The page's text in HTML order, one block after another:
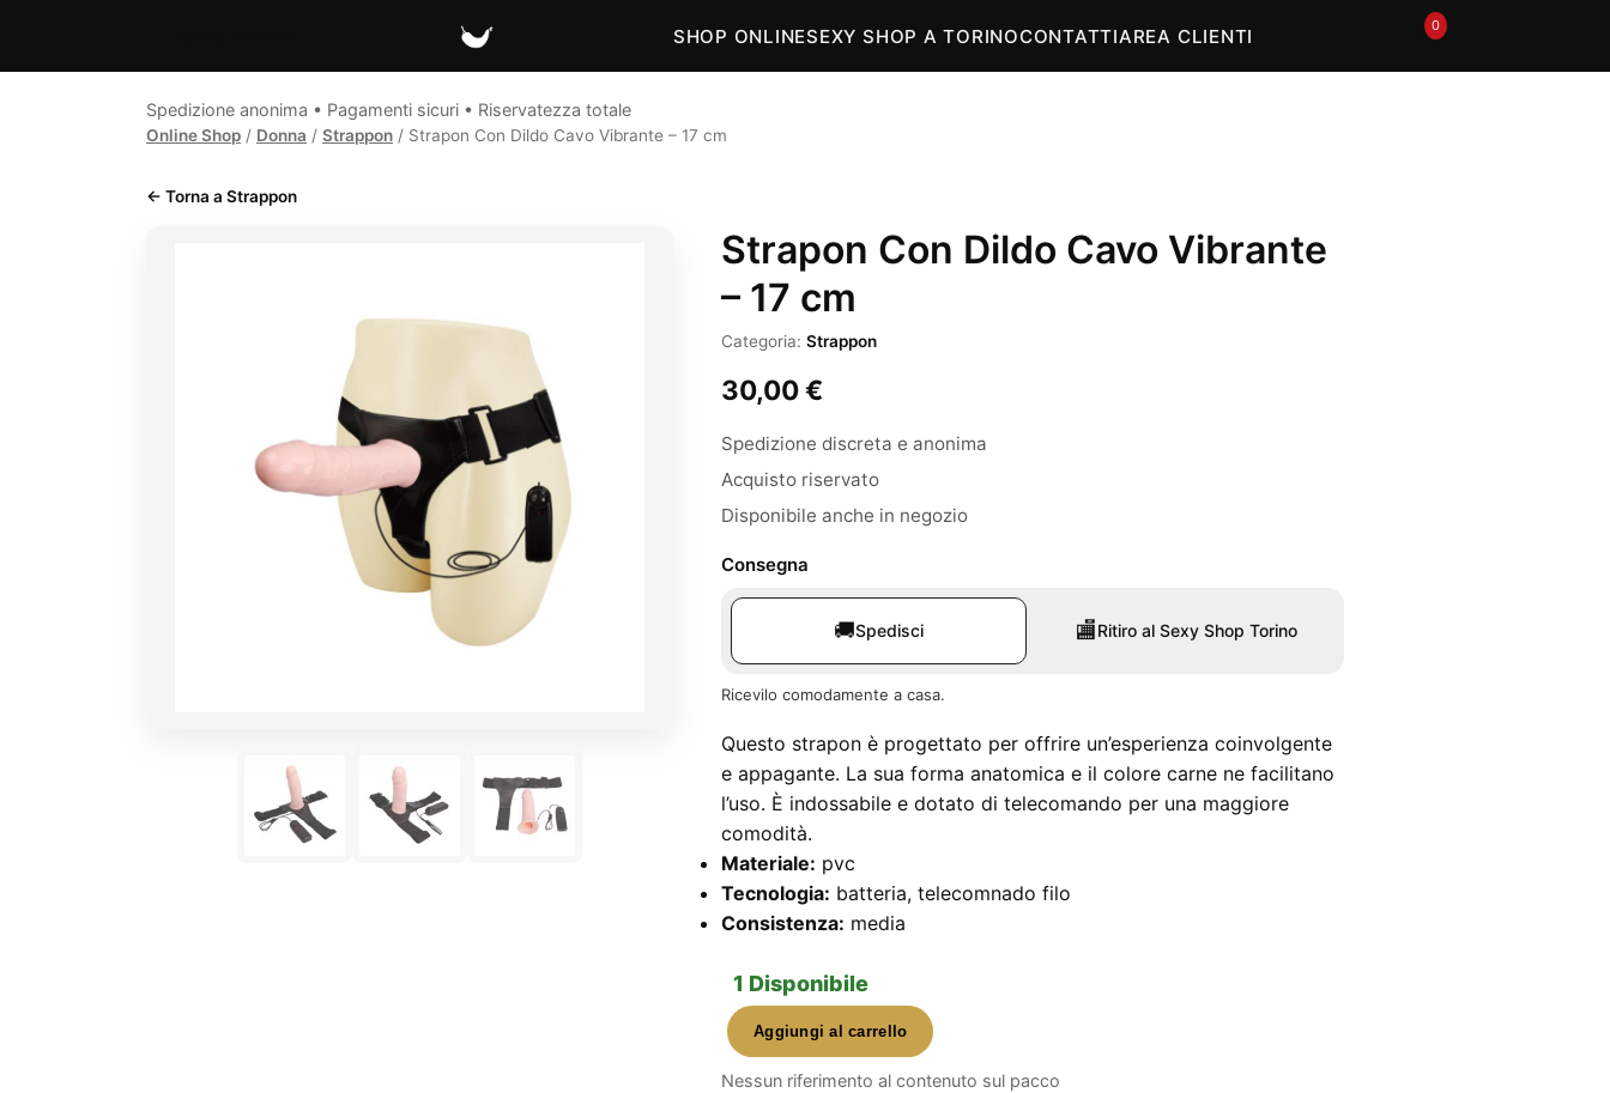
SHOP ONLINESEXY SHOP A TORINOCONTATTIAREA CLIENTI 🛒0
Spedizione anonima • Pagamenti sicuri • Riservatezza totale
Online Shop / Donna / Strappon / Strapon Con Dildo Cavo Vibrante – 17 cm
← Torna a Strappon
Strapon Con Dildo Cavo Vibrante
– 17 cm
Categoria: Strappon
30,00€
Spedizione discreta e anonima
Acquisto riservato
Disponibile anche in negozio
Consegna
🚚Spedisci 🏬Ritiro al Sexy Shop Torino
Ricevilo comodamente a casa.
Questo strapon è progettato per offrire un’esperienza coinvolgente
e appagante. La sua forma anatomica e il colore carne ne facilitano
l’uso. È indossabile e dotato di telecomando per una maggiore
comodità.
Materiale: pvc
Tecnologia: batteria, telecomnado filo
Consistenza: media
1 Disponibile
Strapon
Con
Aggiungi al carrello
Nessun riferimento al contenuto sul pacco